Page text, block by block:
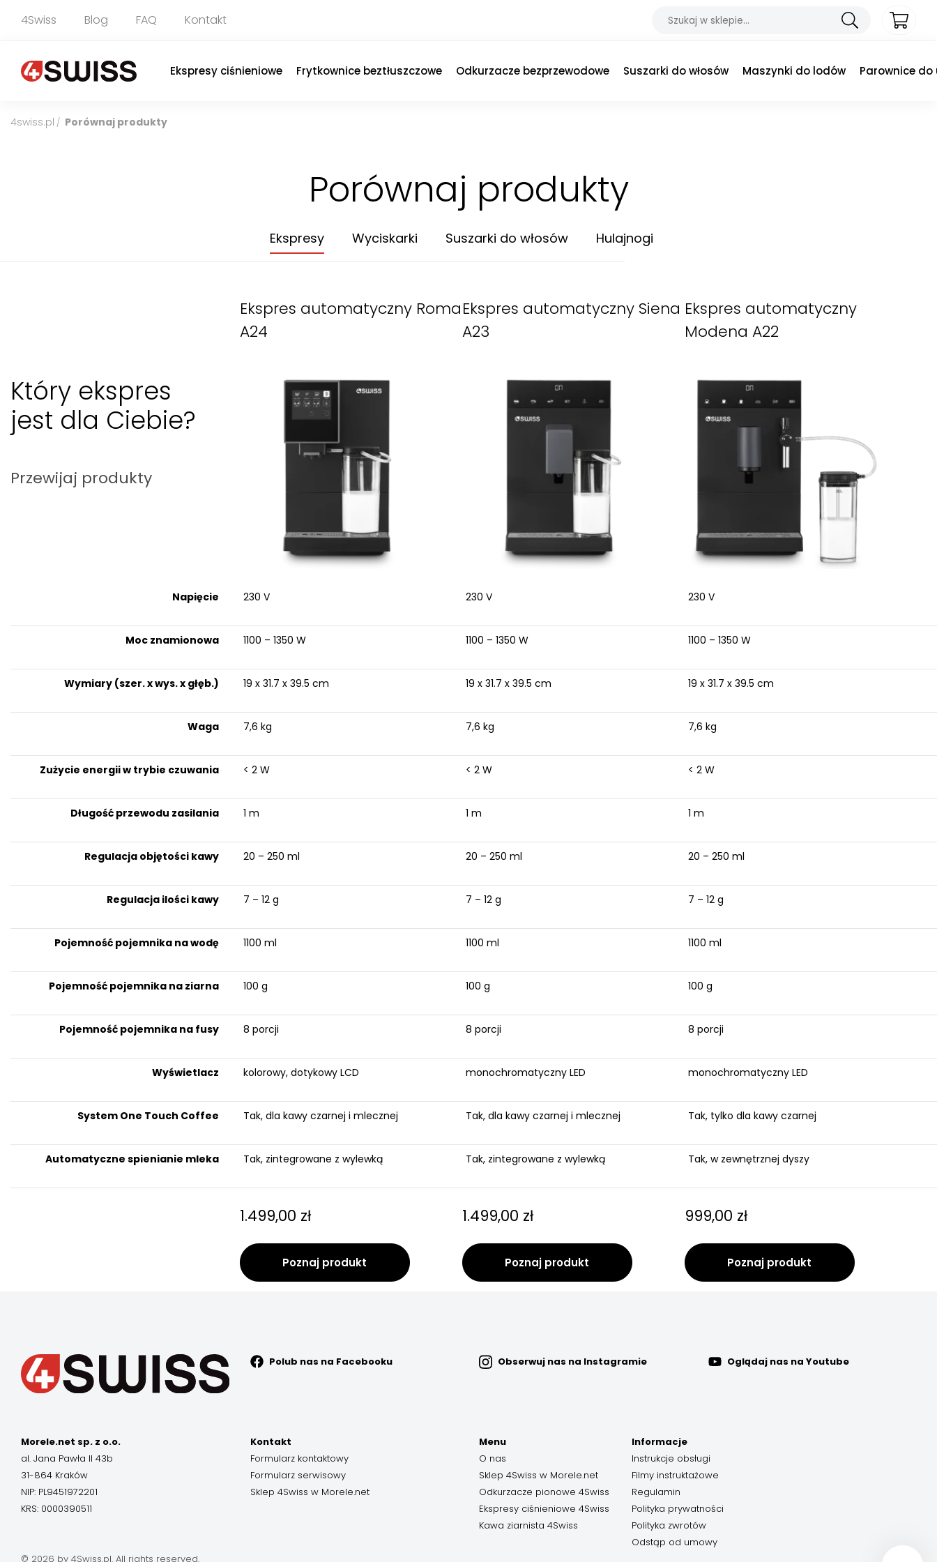
4Swiss Blog FAQ Kontakt
Ekspresy ciśnieniowe Frytkownice beztłuszczowe Odkurzacze bezprzewodowe Suszarki do włosów Maszynki do lodów Parownice
4swiss.pl / Porównaj produkty
Porównaj produkty
Ekspresy Wyciskarki Suszarki do włosów Hulajnogi
Który ekspres
jest dla Ciebie?
Przewijaj produkty
Napięcie
Moc znamionowa
Wymiary (szer. x wys. x głęb.)
Waga
Zużycie energii w trybie czuwania
Długość przewodu zasilania
Regulacja objętości kawy
Regulacja ilości kawy
Pojemność pojemnika na wodę
Pojemność pojemnika na ziarna
Pojemność pojemnika na fusy
Wyświetlacz
System One Touch Coffee
Automatyczne spienianie mleka
Ekspres automatyczny Roma
A24
230 V
1100 – 1350 W
19 x 31.7 x 39.5 cm
7,6 kg
< 2 W
1 m
20 – 250 ml
7 – 12 g
1100 ml
100 g
8 porcji
kolorowy, dotykowy LCD
Tak, dla kawy czarnej i mlecznej
Tak, zintegrowane z wylewką
1.499,00 zł
Poznaj produkt
Ekspres automatyczny Siena
A23
230 V
1100 – 1350 W
19 x 31.7 x 39.5 cm
7,6 kg
< 2 W
1 m
20 – 250 ml
7 – 12 g
1100 ml
100 g
8 porcji
monochromatyczny LED
Tak, dla kawy czarnej i mlecznej
Tak, zintegrowane z wylewką
1.499,00 zł
Poznaj produkt
Ekspres automatyczny
Modena A22
230 V
1100 – 1350 W
19 x 31.7 x 39.5 cm
7,6 kg
< 2 W
1 m
20 – 250 ml
7 – 12 g
1100 ml
100 g
8 porcji
monochromatyczny LED
Tak, tylko dla kawy czarnej
Tak, w zewnętrznej dyszy
999,00 zł
Poznaj produkt
Polub nas na Facebooku Obserwuj nas na Instagramie Oglądaj nas na Youtube
Morele.net sp. z o.o.
al. Jana Pawła II 43b
31-864 Kraków
NIP: PL9451972201
KRS: 0000390511
Kontakt
Formularz kontaktowy
Formularz serwisowy
Sklep 4Swiss w Morele.net
Menu
O nas
Sklep 4Swiss w Morele.net
Odkurzacze pionowe 4Swiss
Ekspresy ciśnieniowe 4Swiss
Kawa ziarnista 4Swiss
Informacje
Instrukcje obsługi
Filmy instruktażowe
Regulamin
Polityka prywatności
Polityka zwrotów
Odstąp od umowy
© 2026 by 4Swiss.pl. All rights reserved.